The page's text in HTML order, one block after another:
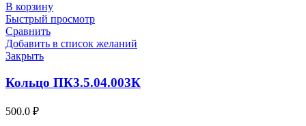
В корзину
Быстрый просмотр
Сравнить
Добавить в список желаний
Закрыть
Кольцо ПК3.5.04.003К
500.0 ₽